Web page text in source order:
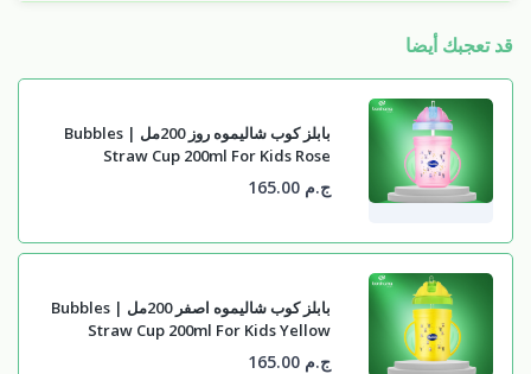
قد تعجبك أيضا
بابلز كوب شاليموه روز 200مل | Bubbles
Straw Cup 200ml For Kids Rose
ج.م 165.00
بابلز كوب شاليموه اصفر 200مل | Bubbles
Straw Cup 200ml For Kids Yellow
ج.م 165.00